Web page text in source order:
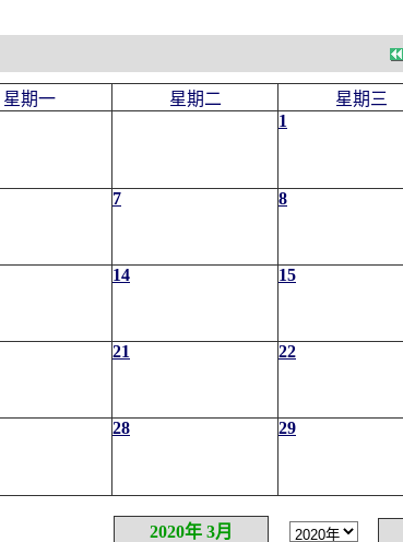
星期一 星期二 星期三
1
7 8
14 15
21 22
28 29
2020年 3月